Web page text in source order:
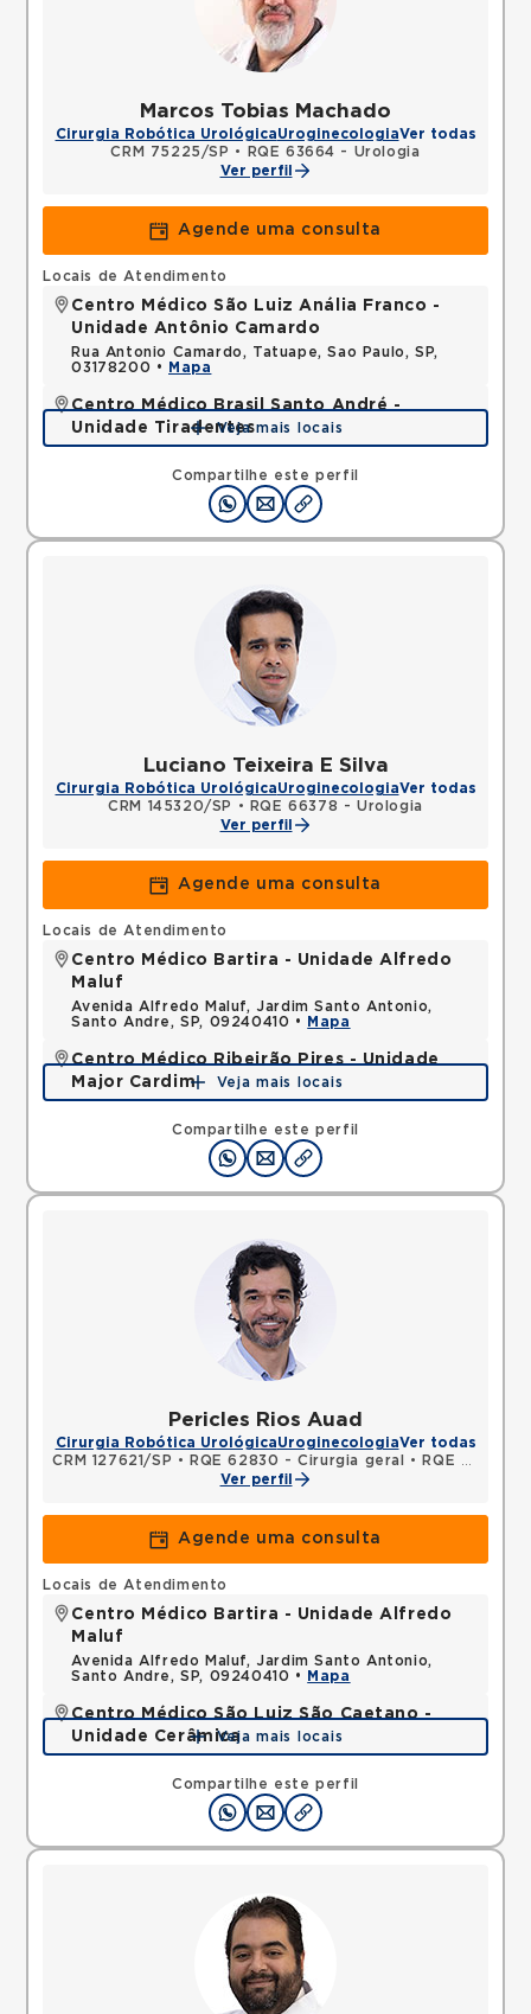
Marcos Tobias Machado
Cirurgia Robótica UrológicaUroginecologiaVer todas
CRM 75225/SP •
RQE 63664 - Urologia
Ver perfil
Agende uma consulta
Compartilhe este perfil
Locais de Atendimento
Centro Médico São Luiz Anália Franco -
Unidade Antônio Camardo
Rua Antonio Camardo, Tatuape, Sao Paulo, SP,
03178200 •
Mapa
Centro Médico Brasil Santo André -
Unidade Tiradentes
Rua Tiradentes, Vila Dora, Santo Andre, SP,
09030560 •Mapa
Veja mais locais
Luciano Teixeira E Silva
Cirurgia Robótica UrológicaUroginecologiaVer todas
CRM 145320/SP
•
RQE 66378 - Urologia
Ver perfil
Agende uma consulta
Compartilhe este perfil
Locais de Atendimento
Centro Médico Bartira - Unidade Alfredo
Maluf
Avenida Alfredo Maluf, Jardim Santo Antonio,
Santo Andre, SP, 09240410 •
Mapa
Centro Médico Ribeirão Pires - Unidade
Major Cardim
Rua Major Cardim, Suissa, Ribeirao Pires, SP,
Mapa
Veja mais locais
Pericles Rios Auad
Cirurgia Robótica UrológicaUroginecologiaVer todas
CRM 127621/SP • RQE 62830 - Cirurgia geral •
RQE 62831 - Urologia
Ver perfil
Agende uma consulta
Compartilhe este perfil
Locais de Atendimento
Centro Médico Bartira - Unidade Alfredo
Maluf
Avenida Alfredo Maluf, Jardim Santo Antonio,
Santo Andre, SP, 09240410 •
Mapa
Centro Médico São Luiz São Caetano -
Unidade Cerâmica
Alameda Caulim, Ceramica, Sao Caetano do Sul,
SP, 09531195 •
Veja mais locais